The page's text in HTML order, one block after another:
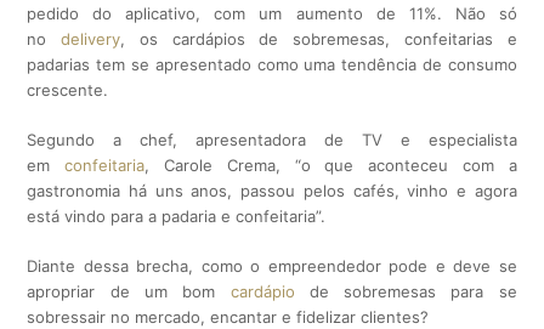
pedido do aplicativo, com um aumento de 11%. Não só
nodelivery, os cardápios de sobremesas, confeitarias e
padarias tem se apresentado como uma tendência de consumo
crescente.
Segundo a chef, apresentadora de TV e especialista
emconfeitaria, Carole Crema, “o que aconteceu com a
gastronomia há uns anos, passou pelos cafés, vinho e agora
está vindo para a padaria e confeitaria”.
Diante dessa brecha, como o empreendedor pode e deve se
apropriar de um bom cardápio de sobremesas para se
sobressair no mercado, encantar e fidelizar clientes?